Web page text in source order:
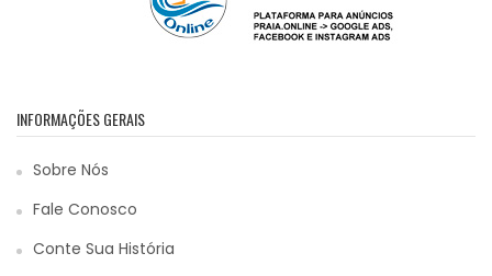
INFORMAÇÕES GERAIS
Sobre Nós
Fale Conosco
Conte Sua História